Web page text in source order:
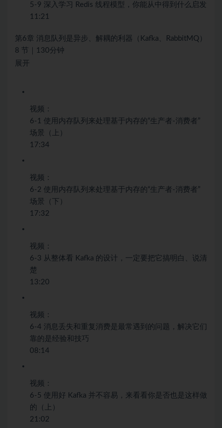
5-9 深入学习 Redis 线程模型，你能从中得到什么启发
11:21
第6章 消息队列是异步、解耦的利器（Kafka、RabbitMQ）
8 节｜130分钟
展开
视频：
6-1 使用内存队列来处理基于内存的“生产者-消费者”
场景（上）
17:34
视频：
6-2 使用内存队列来处理基于内存的“生产者-消费者”
场景（下）
17:32
视频：
6-3 从整体看 Kafka 的设计，一定要把它搞明白、说清
楚
13:20
视频：
6-4 消息丢失和重复消费是最常遇到的问题，解决它们
靠的是经验和技巧
08:14
视频：
6-5 使用好 Kafka 并不容易，来看看你是否也是这样做
的（上）
21:02